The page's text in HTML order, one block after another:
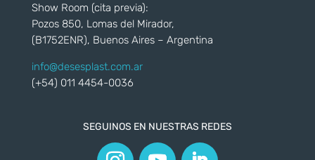
Show Room (cita previa):
Pozos 850, Lomas del Mirador,
(B1752ENR), Buenos Aires – Argentina
info@desesplast.com.ar
(+54) 011 4454-0036
SEGUINOS EN NUESTRAS REDES